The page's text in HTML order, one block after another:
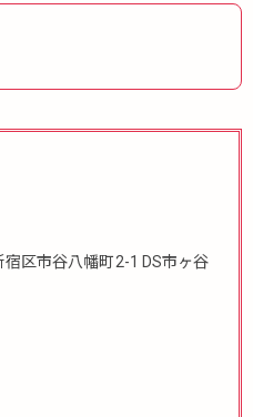
区市谷八幡町2-1 DS市ヶ谷